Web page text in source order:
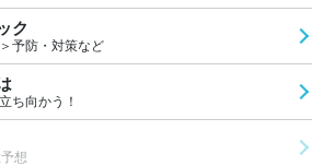
ク
予防・対策など
ち向かう！
想